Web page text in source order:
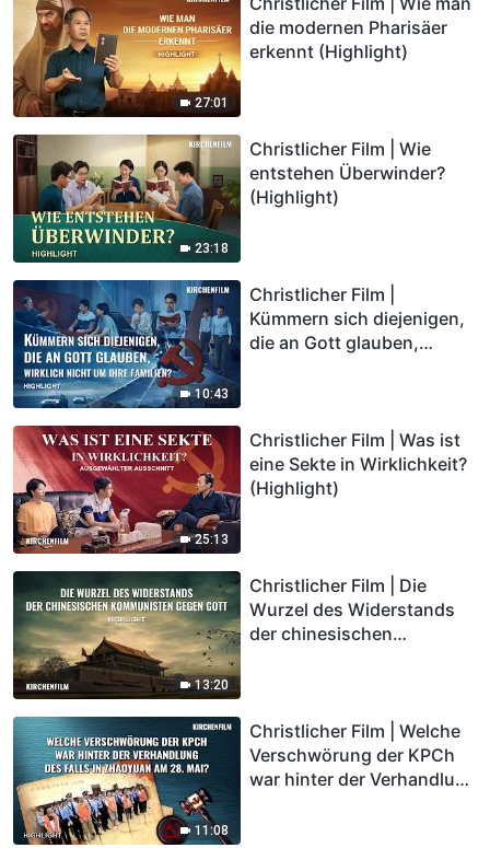
27:01
die modernen Pharisäer
erkennt (Highlight)
23:18
Christlicher Film | Wie
entstehen Überwinder?
(Highlight)
10:43
Christlicher Film |
Kümmern sich diejenigen,
die an Gott glauben,
25:13
Christlicher Film | Was ist
eine Sekte in Wirklichkeit?
(Highlight)
13:20
Christlicher Film | Die
Wurzel des Widerstands
der chinesischen
11:08
Christlicher Film | Welche
Verschwörung der KPCh
war hinter der Verhandlung